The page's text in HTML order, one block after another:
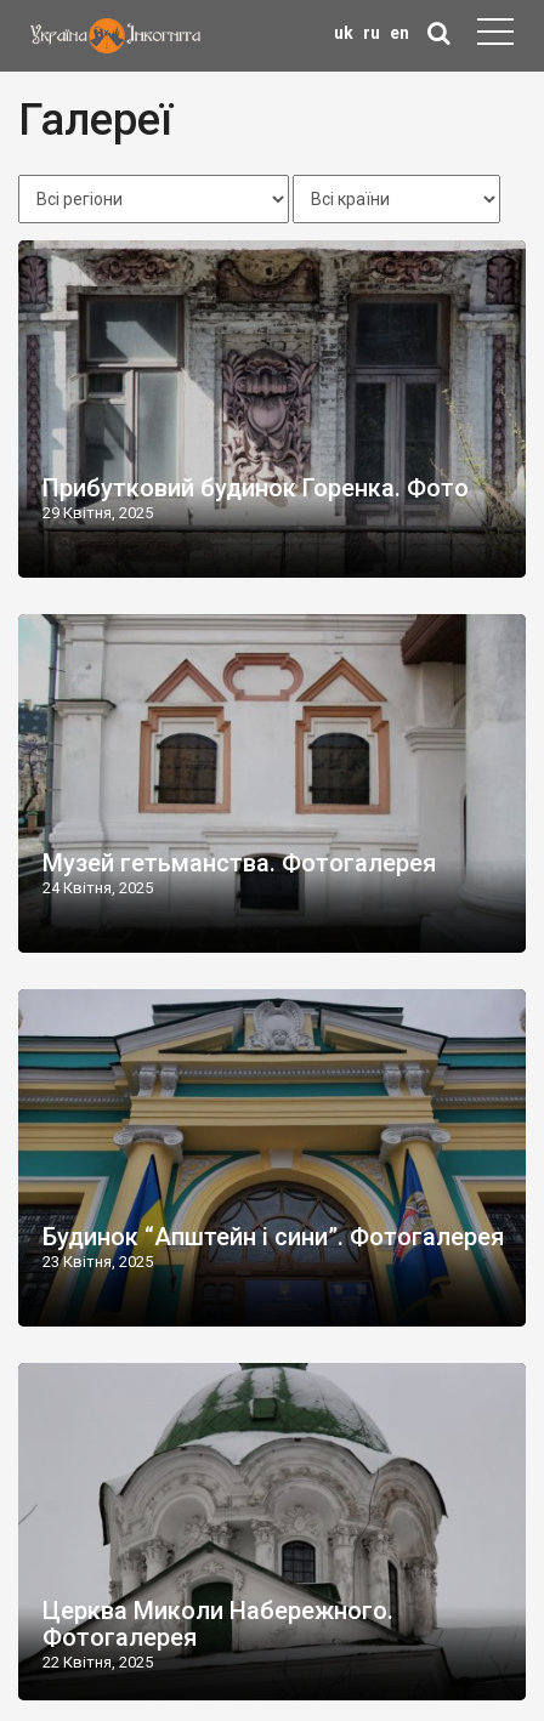
uk ru en
Галереї
Прибутковий будинок Горенка. Фото
29 Квітня, 2025
Музей гетьманства. Фотогалерея
24 Квітня, 2025
Будинок “Апштейн і сини”. Фотогалерея
23 Квітня, 2025
Церква Миколи Набережного.
Фотогалерея
22 Квітня, 2025